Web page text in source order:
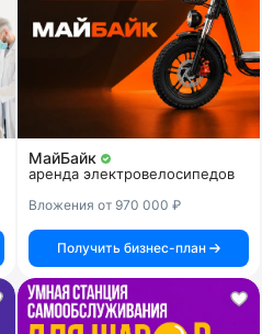
МайБайк
аренда электровелосипедов
Вложения от 970 000 ₽
Получить бизнес-план